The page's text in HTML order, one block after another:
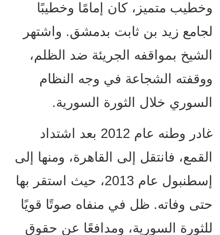
وخطيب متميز، كان إمامًا وخطيبًا
لجامع زيد بن ثابت بدمشق. واشتهر
الشيخ بمواقفه الجريئة ضد الظلم،
ووقفته الشجاعة في وجه النظام
السوري خلال الثورة السورية.
غادر وطنه عام 2012 بعد اشتداد
القمع، فانتقل إلى القاهرة، ومنها إلى
إسطنبول عام 2013، حيث استقر بها
حتى وفاته. ظل في منفاه صوتًا قويًا
للثورة السورية، ومدافعًا عن حقوق